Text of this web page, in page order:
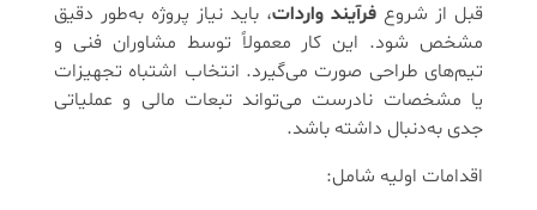
قبل از شروع فرآیند واردات، باید نیاز پروژه به‌طور دقیق
مشخص شود. این کار معمولاً توسط مشاوران فنی و
تیم‌های طراحی صورت می‌گیرد. انتخاب اشتباه تجهیزات
یا مشخصات نادرست می‌تواند تبعات مالی و عملیاتی
جدی به‌دنبال داشته باشد.
اقدامات اولیه شامل: